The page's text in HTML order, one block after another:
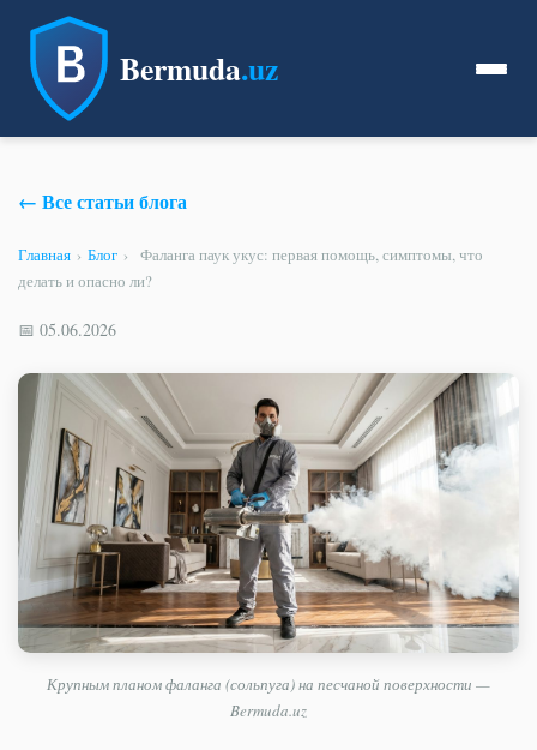
Bermuda.uz
← Все статьи блога
Главная › Блог ›
Фаланга паук укус: первая помощь, симптомы, что
делать и опасно ли?
📅 05.06.2026
Крупным планом фаланга (сольпуга) на песчаной поверхности —
Bermuda.uz